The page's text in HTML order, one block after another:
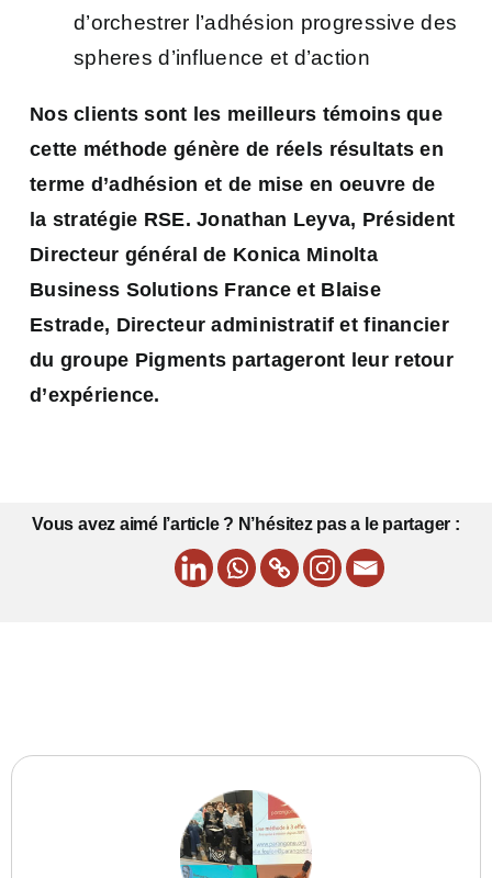
d’orchestrer l’adhésion progressive des
spheres d’influence et d’action
Nos clients sont les meilleurs témoins que
cette méthode génère de réels résultats en
terme d’adhésion et de mise en oeuvre de
la stratégie RSE. Jonathan Leyva, Président
Directeur général de Konica Minolta
Business Solutions France et Blaise
Estrade, Directeur administratif et financier
du groupe Pigments partageront leur retour
d’expérience.
Vous avez aimé l’article ? N’hésitez pas a le partager :